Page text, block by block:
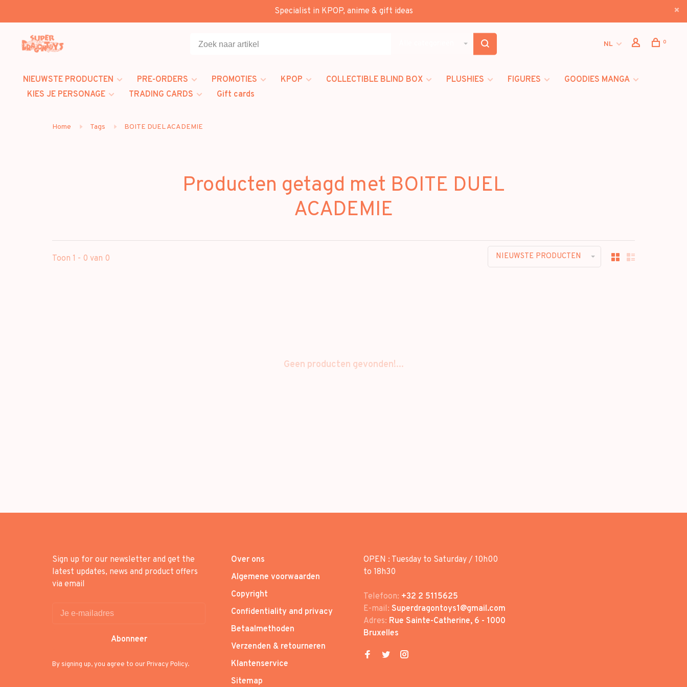
Specialist in KPOP, anime & gift ideas
NL 0
NIEUWSTE PRODUCTEN PRE-ORDERS PROMOTIES KPOP COLLECTIBLE BLIND BOX PLUSHIES FIGURES
GOODIES MANGA
KIES JE PERSONAGE
TRADING CARDS Gift cards
Home Tags BOITE DUEL ACADEMIE
Producten getagd met BOITE DUEL
ACADEMIE
Toon 1 - 0 van 0 NIEUWSTE PRODUCTEN
Geen producten gevonden!...
Sign up for our newsletter and get the
latest updates, news and product offers
via email
Abonneer
By signing up, you agree to our Privacy Policy.
Over ons
Algemene voorwaarden
Copyright
Confidentiality and privacy
Betaalmethoden
Verzenden & retourneren
Klantenservice
Sitemap
OPEN : Tuesday to Saturday / 10h00
to 18h30
Telefoon: +32 2 5115625
E-mail: Superdragontoys1@gmail.com
Adres: Rue Sainte-Catherine, 6 - 1000
Bruxelles